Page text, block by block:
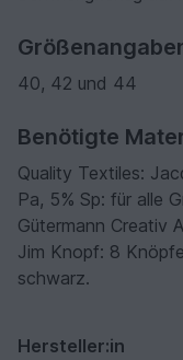
40, 42 und 44
Benötigte
Quality Textiles:
Pa, 5% Sp: für alle
Gütermann Creativ
Jim Knopf: 8
schwarz.
Hersteller:in